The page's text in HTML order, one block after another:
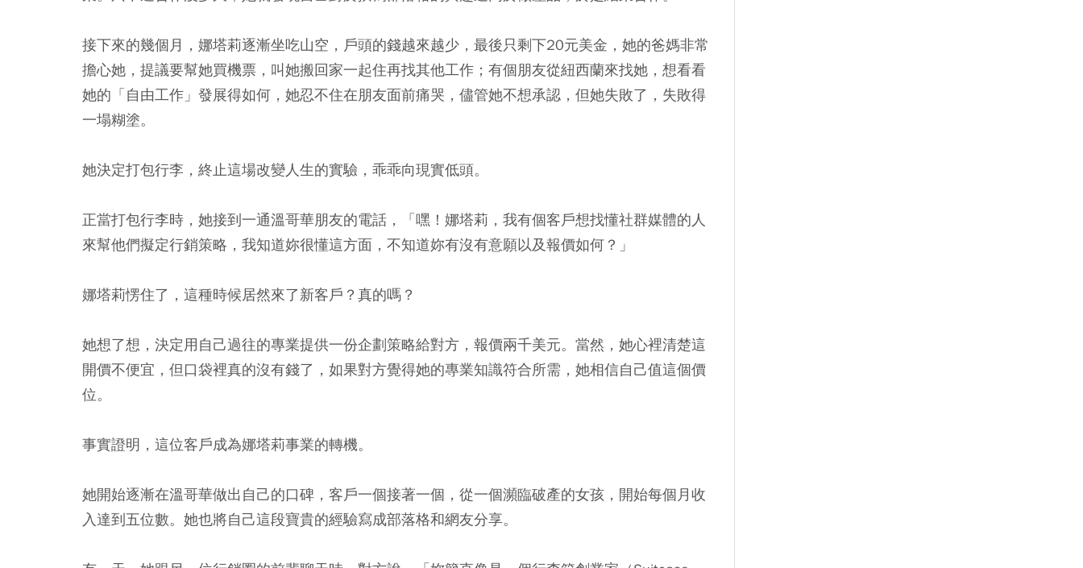
接下來的幾個月，娜塔莉逐漸坐吃山空，戶頭的錢越來越少，最後只剩下20元美金，她的爸媽非常
擔心她，提議要幫她買機票，叫她搬回家一起住再找其他工作；有個朋友從紐西蘭來找她，想看看
她的「自由工作」發展得如何，她忍不住在朋友面前痛哭，儘管她不想承認，但她失敗了，失敗得
一塌糊塗。
她決定打包行李，終止這場改變人生的實驗，乖乖向現實低頭。
正當打包行李時，她接到一通溫哥華朋友的電話，「嘿！娜塔莉，我有個客戶想找懂社群媒體的人
來幫他們擬定行銷策略，我知道妳很懂這方面，不知道妳有沒有意願以及報價如何？」
娜塔莉愣住了，這種時候居然來了新客戶？真的嗎？
她想了想，決定用自己過往的專業提供一份企劃策略給對方，報價兩千美元。當然，她心裡清楚這
開價不便宜，但口袋裡真的沒有錢了，如果對方覺得她的專業知識符合所需，她相信自己值這個價
位。
事實證明，這位客戶成為娜塔莉事業的轉機。
她開始逐漸在溫哥華做出自己的口碑，客戶一個接著一個，從一個瀕臨破產的女孩，開始每個月收
入達到五位數。她也將自己這段寶貴的經驗寫成部落格和網友分享。